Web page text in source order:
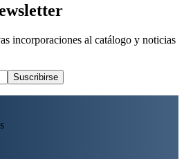
incorporaciones al catálogo y noticias
Suscribirse